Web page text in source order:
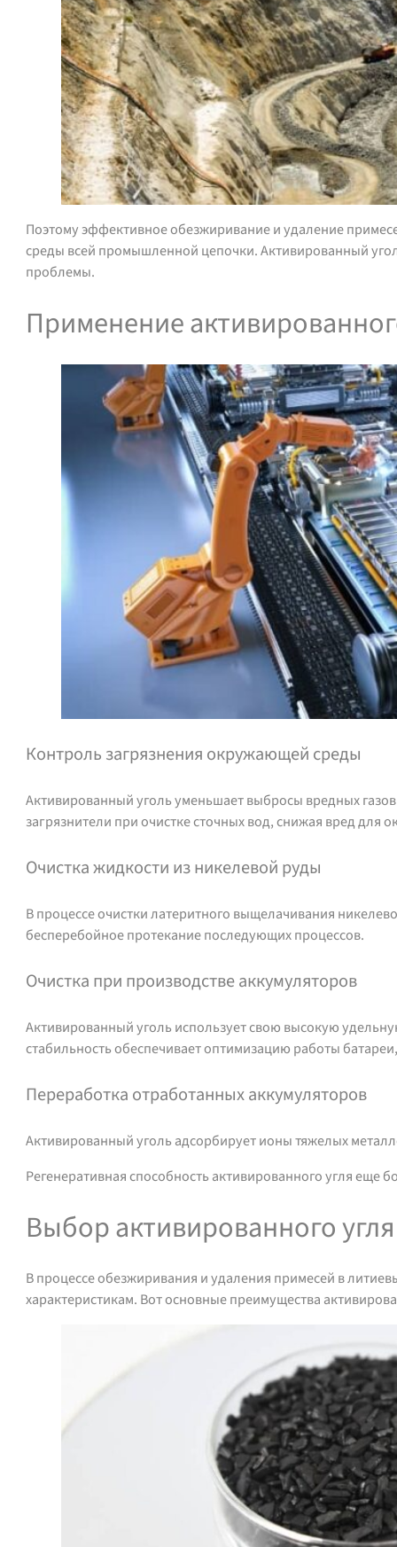
Поэтому эффективное обезжиривание и удаление
среды всей промышленной цепочки. Активированный
проблемы.
Применение
Контроль загрязнения окружающей среды
Активированный уголь уменьшает выбросы вредных
загрязнители при очистке сточных вод, снижая вред
Очистка жидкости из никелевой руды
В процессе очистки латеритного выщелачивания
бесперебойное протекание последующих процессов.
Очистка при производстве аккумуляторов
Активированный уголь использует свою высокую
стабильность обеспечивает оптимизацию работы
Переработка отработанных аккумуляторов
Активированный уголь адсорбирует ионы тяжелых
Регенеративная способность активированного угля еще
Выбор активированного угля
В процессе обезжиривания и удаления примесей в
характеристикам. Вот основные преимущества